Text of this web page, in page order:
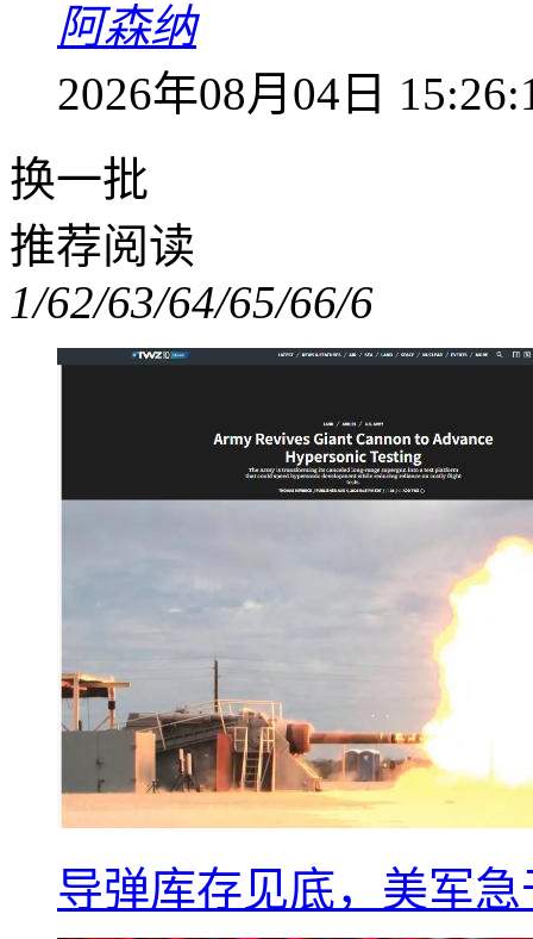
阿森纳
2026年08月04日
换一批
推荐阅读
1/62/63/64/65/66/6
导弹库存见底，美军